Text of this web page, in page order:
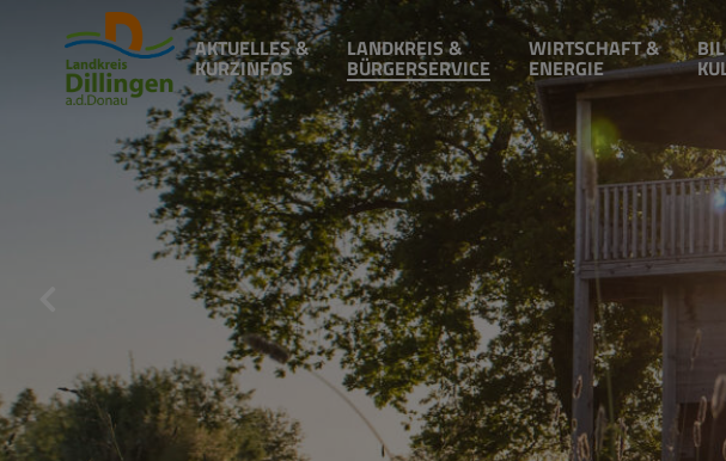
AKTUELLES &
KURZINFOS
LANDKREIS &
BÜRGERSERVICE
WIRTSCHAFT &
ENERGIE